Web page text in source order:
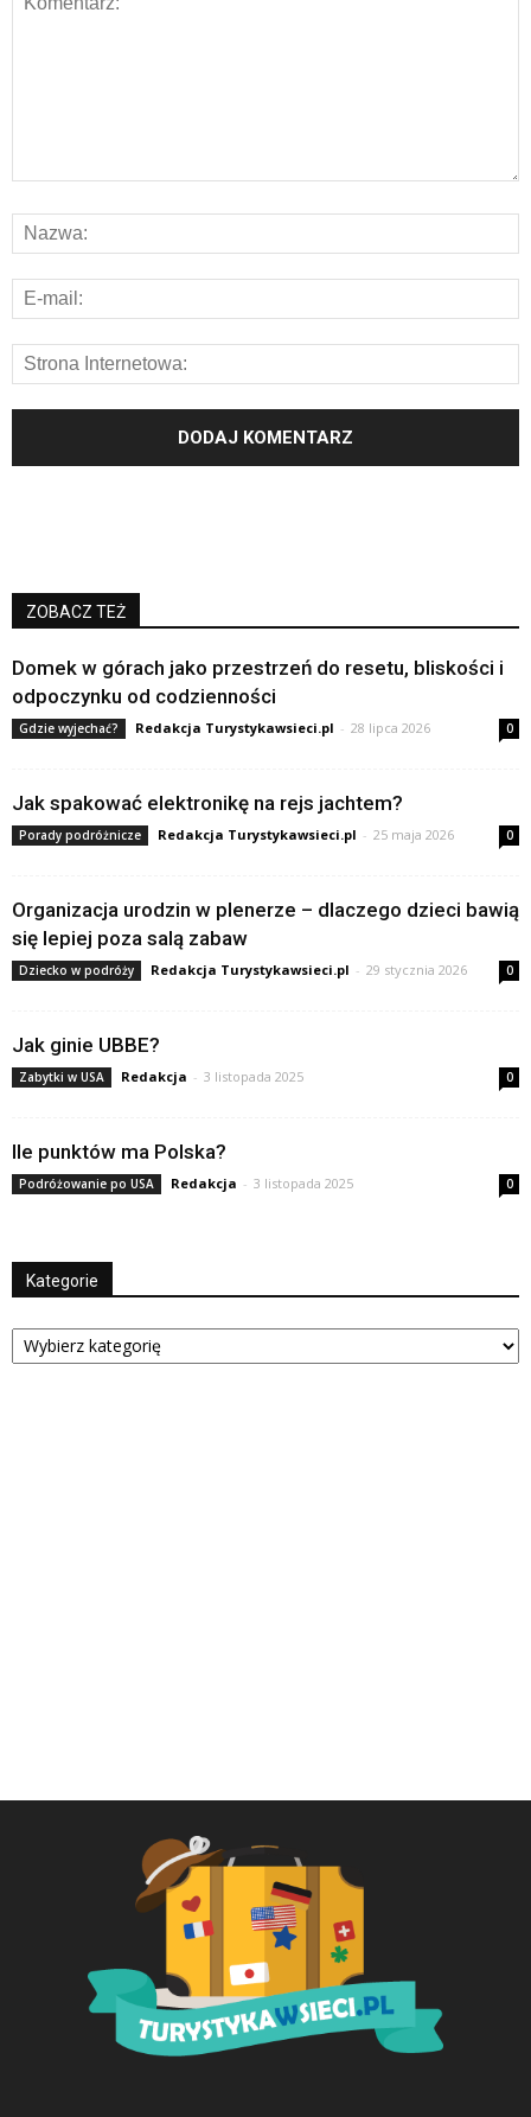
ZOBACZ TEŻ
Domek w górach jako przestrzeń do resetu, bliskości i
odpoczynku od codzienności
Gdzie wyjechać? Redakcja Turystykawsieci.pl - 28 lipca 2026 0
Jak spakować elektronikę na rejs jachtem?
Porady podróżnicze Redakcja Turystykawsieci.pl - 25 maja 2026 0
Organizacja urodzin w plenerze – dlaczego dzieci bawią
się lepiej poza salą zabaw
Dziecko w podróży Redakcja Turystykawsieci.pl - 29 stycznia 2026 0
Jak ginie UBBE?
Zabytki w USA Redakcja - 3 listopada 2025 0
Ile punktów ma Polska?
Podróżowanie po USA Redakcja - 3 listopada 2025 0
Kategorie
Kategorie